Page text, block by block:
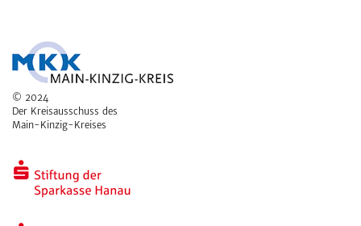
© 2024
Der Kreisausschuss des
Main-Kinzig-Kreises